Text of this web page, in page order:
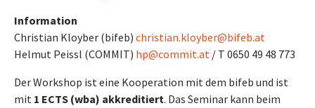
Information
Christian Kloyber (bifeb) christian.kloyber@bifeb.at
Helmut Peissl (COMMIT) hp@commit.at / T 0650 49 48 773
Der Workshop ist eine Kooperation mit dem bifeb und ist
mit 1 ECTS (wba) akkreditiert. Das Seminar kann beim